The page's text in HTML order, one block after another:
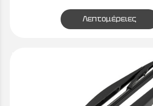
Λεπτομέρειες